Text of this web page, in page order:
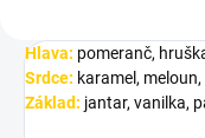
Hlava: pomeranč,
Srdce: karamel,
Základ: jantar, vanilka,